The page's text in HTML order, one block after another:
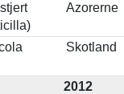
Azorerne
Skotland
2012